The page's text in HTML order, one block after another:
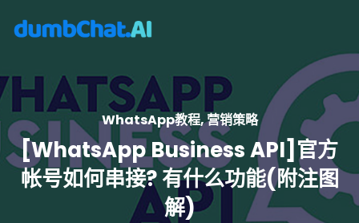
WhatsApp教程,营销策略
[WhatsApp Business API]官方
帐号如何串接? 有什么功能(附注图
解)